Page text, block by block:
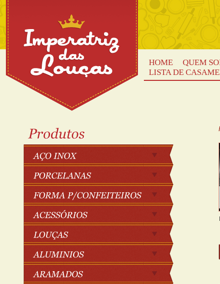
HOME
QUEM
LISTA DE